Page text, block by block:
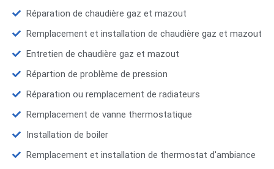
Réparation de chaudière gaz et mazout
Remplacement et installation de chaudière gaz et mazout
Entretien de chaudière gaz et mazout
Répartion de problème de pression
Réparation ou remplacement de radiateurs
Remplacement de vanne thermostatique
Installation de boiler
Remplacement et installation de thermostat d'ambiance